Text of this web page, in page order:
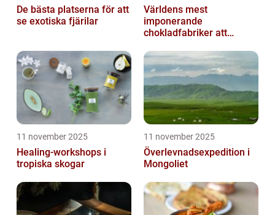
De bästa platserna för att
se exotiska fjärilar
Världens mest
imponerande
chokladfabriker att
11 november 2025
Healing-workshops i
tropiska skogar
11 november 2025
Överlevnadsexpedition i
Mongoliet